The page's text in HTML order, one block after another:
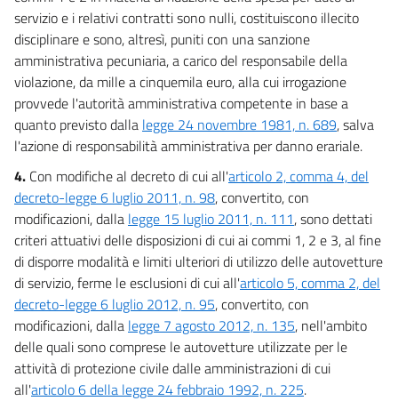
servizio e i relativi contratti sono nulli, costituiscono illecito
disciplinare e sono, altresì, puniti con una sanzione
amministrativa pecuniaria, a carico del responsabile della
violazione, da mille a cinquemila euro, alla cui irrogazione
provvede l'autorità amministrativa competente in base a
quanto previsto dalla legge 24 novembre 1981, n. 689, salva
l'azione di responsabilità amministrativa per danno erariale.
4. Con modifiche al decreto di cui all'articolo 2, comma 4, del
decreto-legge 6 luglio 2011, n. 98, convertito, con
modificazioni, dalla legge 15 luglio 2011, n. 111, sono dettati
criteri attuativi delle disposizioni di cui ai commi 1, 2 e 3, al fine
di disporre modalità e limiti ulteriori di utilizzo delle autovetture
di servizio, ferme le esclusioni di cui all'articolo 5, comma 2, del
decreto-legge 6 luglio 2012, n. 95, convertito, con
modificazioni, dalla legge 7 agosto 2012, n. 135, nell'ambito
delle quali sono comprese le autovetture utilizzate per le
attività di protezione civile dalle amministrazioni di cui
all'articolo 6 della legge 24 febbraio 1992, n. 225.